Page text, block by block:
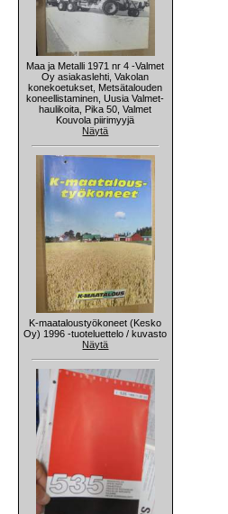
Maa ja Metalli 1971 nr 4 -Valmet
Oy asiakaslehti, Vakolan
konekoetukset, Metsätalouden
koneellistaminen, Uusia Valmet-
haulikoita, Pika 50, Valmet
Kouvola piirimyyjä
Näytä
K-maataloustyökoneet (Kesko
Oy) 1996 -tuoteluettelo / kuvasto
Näytä